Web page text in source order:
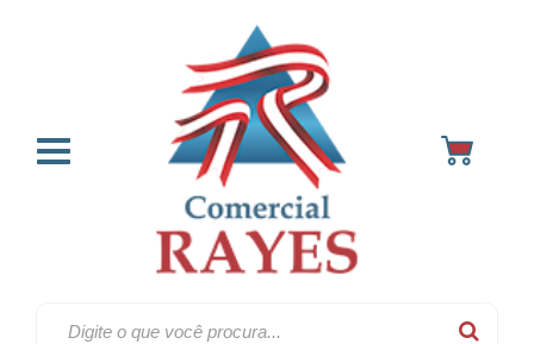
Poliester & polipropileno